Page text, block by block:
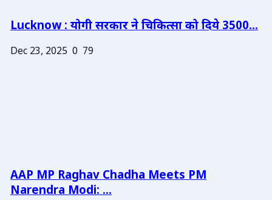
Lucknow : योगी सरकार ने चिकित्सा को दिये 3500...
Dec 23, 2025 0 79
AAP MP Raghav Chadha Meets PM
Narendra Modi: ...